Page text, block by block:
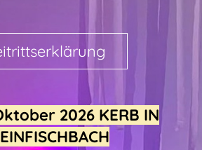
2026 KERB IN